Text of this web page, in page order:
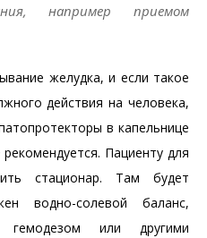
например приемом
желудка, и если такое
действия на человека,
в капельнице
Пациенту для
стационар. Там будет
водно-солевой баланс,
гемодезом или другими